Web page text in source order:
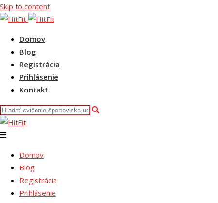
Skip to content
Domov
Blog
Registrácia
Prihlásenie
Kontakt
Domov
Blog
Registrácia
Prihlásenie